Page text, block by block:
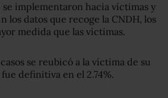
implementaron hacia víctimas y
los datos que recoge la CNDH, los
medida que las víctimas.
se reubicó a la víctima de su
definitiva en el 2.74%.